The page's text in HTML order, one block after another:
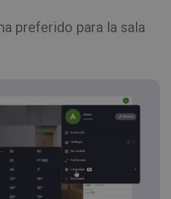
preferido para la sala